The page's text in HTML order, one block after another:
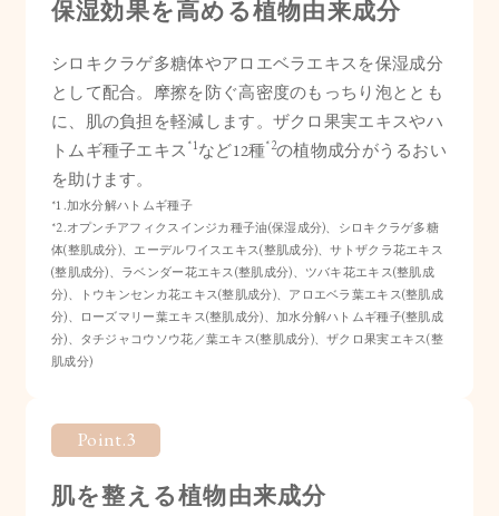
保湿効果を高める植物由来成分
シロキクラゲ多糖体やアロエベラエキスを保湿成分
として配合。摩擦を防ぐ高密度のもっちり泡ととも
に、肌の負担を軽減します。ザクロ果実エキスやハ
トムギ種子エキス *1など12種*2の植物成分がうるおい
を助けます。
*1.加水分解ハトムギ種子
*2.オプンチアフィクスインジカ種子油(保湿成分)、シロキクラゲ多糖
体(整肌成分)、エーデルワイスエキス(整肌成分)、サトザクラ花エキス
(整肌成分)、ラベンダー花エキス(整肌成分)、ツバキ花エキス(整肌成
分)、トウキンセンカ花エキス(整肌成分)、アロエベラ葉エキス(整肌成
分)、ローズマリー葉エキス(整肌成分)、加水分解ハトムギ種子(整肌成
分)、タチジャコウソウ花／葉エキス(整肌成分)、ザクロ果実エキス(整
肌成分)
Point.3
肌を整える植物由来成分